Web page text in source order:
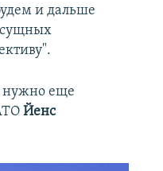
и дальше
нужно еще
Йенс